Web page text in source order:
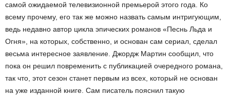
самой ожидаемой телевизионной премьерой этого года. Ко
всему прочему, его так же можно назвать самым интригующим,
ведь недавно автор цикла эпических романов «Песнь Льда и
Огня», на которых, собственно, и основан сам сериал, сделал
весьма интересное заявление. Джордж Мартин сообщил, что
пока он решил повременить с публикацией очередного романа,
так что, этот сезон станет первым из всех, который не основан
на уже изданной книге. Сам писатель пояснил такую